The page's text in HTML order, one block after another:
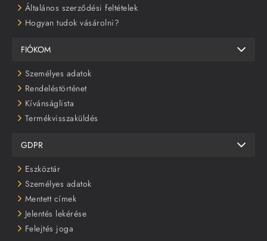
Általános szerződési feltételek
Hogyan tudok vásárolni?
FIÓKOM
Személyes adatok
Rendeléstörténet
Kívánságlista
Termékvisszaküldés
GDPR
Eszköztár
Személyes adatok
Mentett címek
Jelentés lekérése
Felejtés joga